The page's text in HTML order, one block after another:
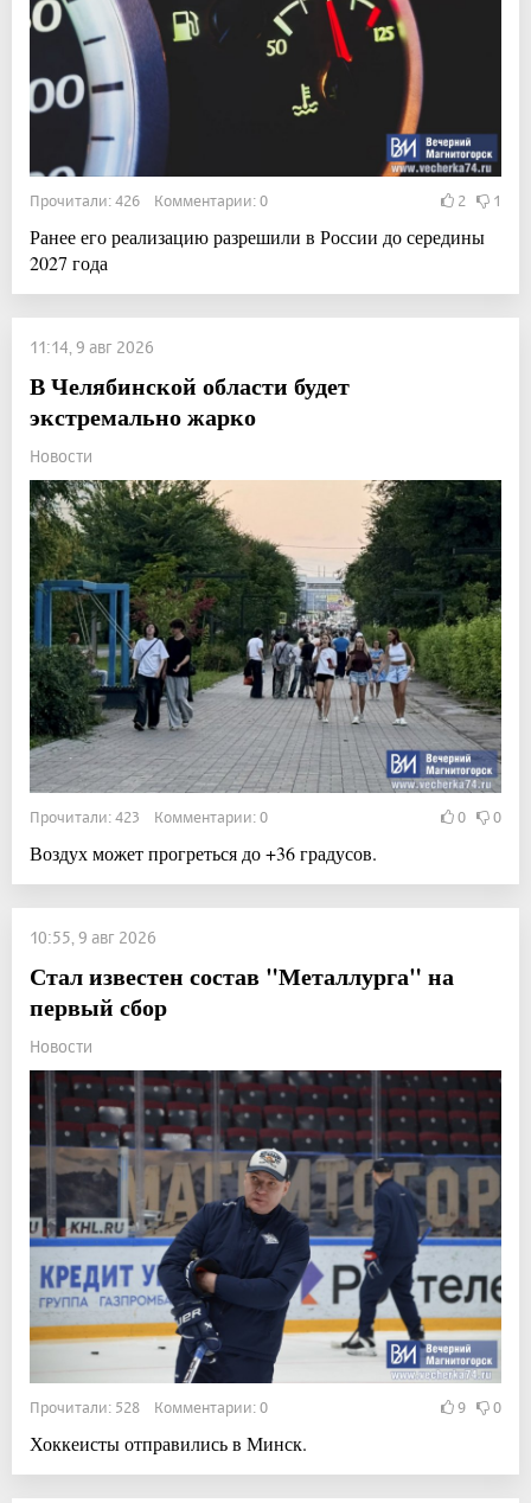
Прочитали: 426 Комментарии: 0 2 1
Ранее его реализацию разрешили в России до середины
2027 года
11:14, 9 авг 2026
В Челябинской области будет
экстремально жарко
Новости
Прочитали: 423 Комментарии: 0 0 0
Воздух может прогреться до +36 градусов.
10:55, 9 авг 2026
Стал известен состав "Металлурга" на
первый сбор
Новости
Прочитали: 528 Комментарии: 0 9 0
Хоккеисты отправились в Минск.